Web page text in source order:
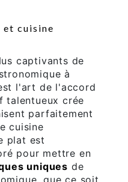
et cuisine
captivants de
à
l'art de l'accord
talentueux crée
parfaitement
cuisine
plat est
pour mettre en
uniques de